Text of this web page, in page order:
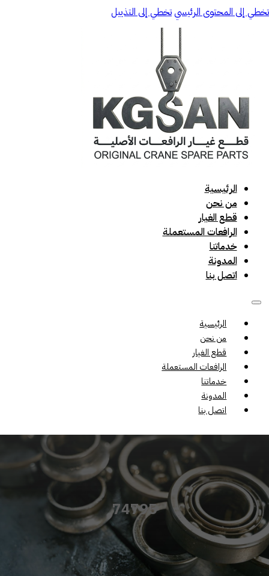
تخطي إلى المحتوى الرئيسيتخطي إلى التذييل
الرئيسية
من نحن
قطع الغيار
الرافعات المستعملة
خدماتنا
المدونة
اتصل بنا
الرئيسية
من نحن
قطع الغيار
الرافعات المستعملة
خدماتنا
المدونة
اتصل بنا
74795